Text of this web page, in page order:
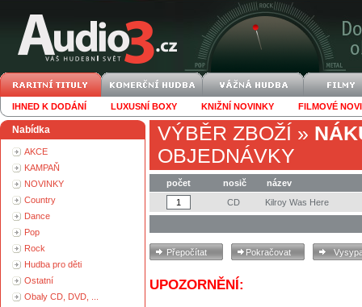
IHNED K DODÁNÍ LUXUSNÍ BOXY KNIŽNÍ NOVINKY FILMOVÉ
Nabídka
AKCE
KAMPAŇ
NOVINKY
Country
Dance
Pop
Rock
Hudba pro děti
Ostatní
Obaly CD, DVD, ...
VÝBĚR ZBOŽÍ »
OBJEDNÁVKY
počet nosič
název
CD
Kilroy Was Here
UPOZORNĚNÍ: